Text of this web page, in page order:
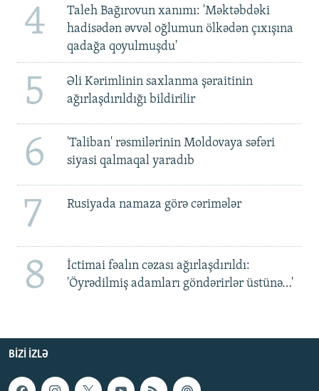
4
Taleh Bağırovun xanımı: 'Məktəbdəki
hadisədən əvvəl oğlumun ölkədən çıxışına
qadağa qoyulmuşdu'
5
Əli Kərimlinin saxlanma şəraitinin
ağırlaşdırıldığı bildirilir
6
'Taliban' rəsmilərinin Moldovaya səfəri
siyasi qalmaqal yaradıb
7 Rusiyada namaza görə cərimələr
8
İctimai fəalın cəzası ağırlaşdırıldı:
'Öyrədilmiş adamları göndərirlər üstünə…'
BIZI IZLƏ